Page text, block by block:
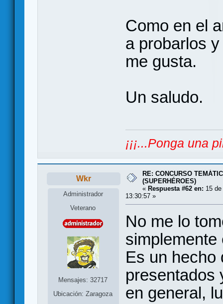
Como en el
a probarlos
me gusta.
Un saludo.
¡¡¡...Ponga una
Wkr
Administrador
Veterano
Mensajes: 32717
Ubicación: Zaragoza
RE: CONCURSO
(SUPERHÉROES)
« Respuesta #62 en: 15
13:30:57 »
No me lo
Es un hecho
presentados
en general,